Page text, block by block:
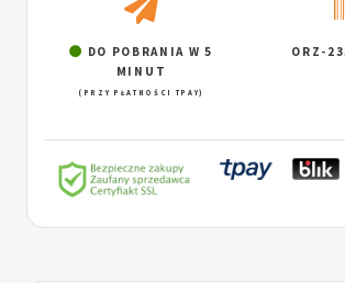
DO POBRANIA W 5
MINUT
(PRZY PŁATNOŚCI TPAY)
ORZ-